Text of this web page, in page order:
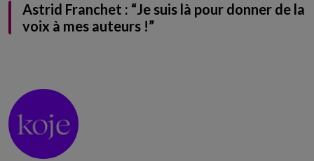
Astrid Franchet : “Je suis là pour donner de la
voix à mes auteurs !”